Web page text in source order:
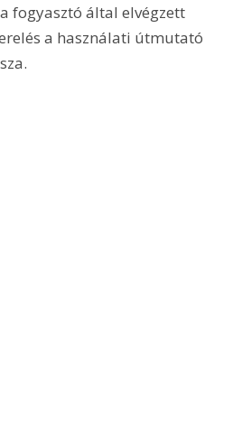
fogyasztó által elvégzett
a használati útmutató